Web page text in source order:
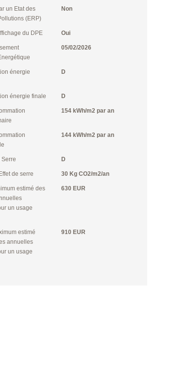
un Etat des
(ERP)
Non
du DPE Oui
05/02/2026
énergie
D
énergie finale D
154 kWh/m2 par an
144 kWh/m2 par an
Serre D
de serre 30 Kg CO2/m2/an
estimé des
un usage
630 EUR
estimé
annuelles
un usage
910 EUR